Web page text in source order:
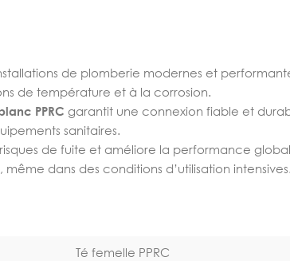
de plomberie modernes et
de température et à la corrosion.
PPRC garantit une connexion fiable et
sanitaires.
de fuite et améliore la performance
dans des conditions d’utilisation intensives.
Té femelle PPRC